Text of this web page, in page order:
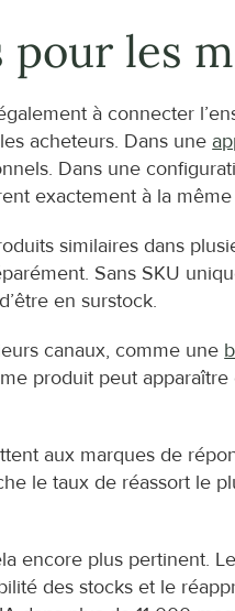
les
à connecter
acheteurs. Dans une
Dans une
exactement à la
similaires dans
Sans SKU
en surstock.
canaux, comme une
produit peut
aux marques de
le taux de réassort le
encore plus pertinent.
des stocks et le